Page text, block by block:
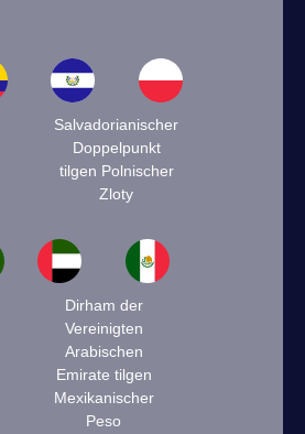
Salvadorianischer
Doppelpunkt
tilgen Polnischer
Zloty
Dirham der
Vereinigten
Arabischen
Emirate tilgen
Mexikanischer
Peso